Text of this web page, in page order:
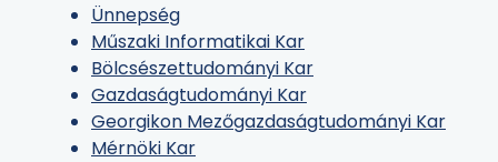
Ünnepség
Műszaki Informatikai Kar
Bölcsészettudományi Kar
Gazdaságtudományi Kar
Georgikon Mezőgazdaságtudományi Kar
Mérnöki Kar